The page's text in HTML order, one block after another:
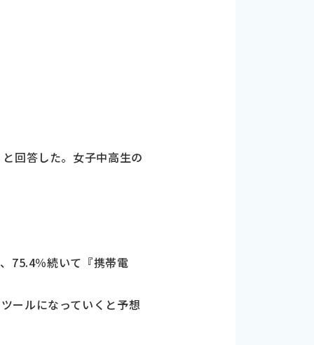
回答した。女子中高生の
75.4％続いて『携帯電
ールになっていくと予想